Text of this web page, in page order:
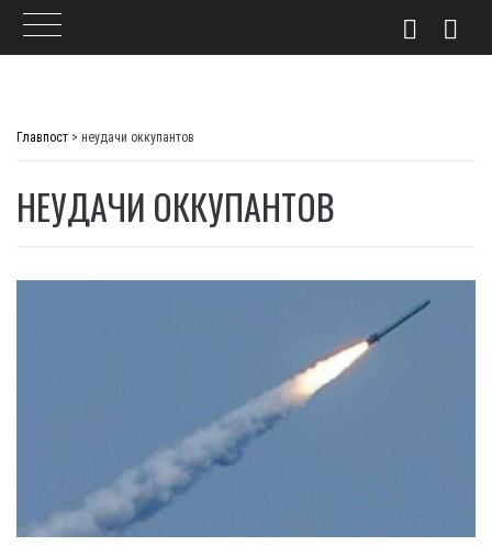
Главпост > неудачи оккупантов
НЕУДАЧИ ОККУПАНТОВ